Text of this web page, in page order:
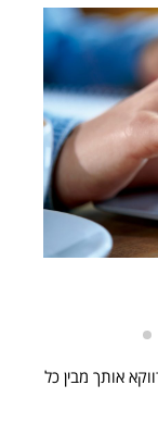
אותך מבין כל